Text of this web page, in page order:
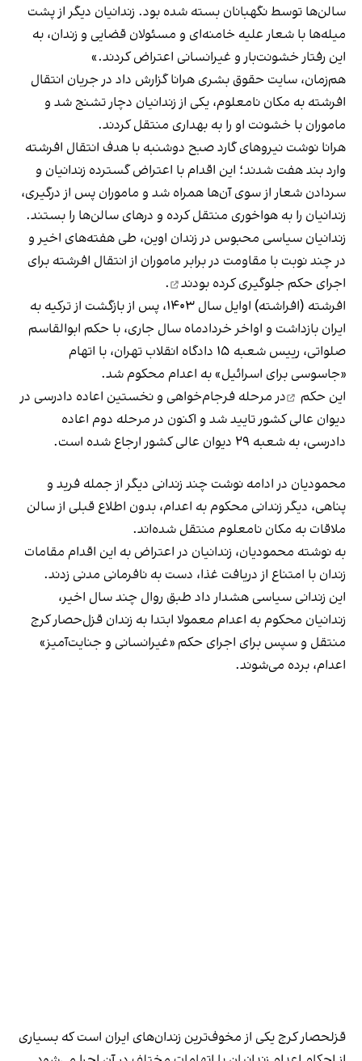
سالن‌ها توسط نگهبانان بسته شده بود. زندانیان دیگر از پشت
میله‌ها با شعار علیه خامنه‌ای و مسئولان قضایی و زندان، به
این رفتار خشونت‌بار و غیر‌انسانی اعتراض کردند.»
هم‌زمان، سایت حقوق بشری هرانا گزارش داد در جریان انتقال
افرشته به مکان نامعلوم، یکی از زندانیان دچار تشنج شد و
ماموران با خشونت او را به بهداری منتقل کردند.
هرانا نوشت نیروهای گارد صبح دوشنبه با هدف انتقال افرشته
وارد بند هفت شدند؛ این اقدام با اعتراض گسترده زندانیان و
سردادن شعار از سوی آن‌ها همراه شد و ماموران پس از درگیری،
زندانیان را به هواخوری منتقل کرده و درهای سالن‌ها را بستند.
زندانیان سیاسی محبوس در زندان اوین، طی هفته‌های اخیر و
در چند نوبت با مقاومت در برابر ماموران از انتقال افرشته برای
اجرای حکم جلوگیری کرده بودند
.
افرشته (افراشته) اوایل سال ۱۴۰۳، پس از بازگشت از ترکیه به
ایران بازداشت و اواخر خردادماه سال جاری، با حکم ابوالقاسم
صلواتی، رییس شعبه ۱۵ دادگاه انقلاب تهران، با اتهام
«جاسوسی برای اسرائیل» به اعدام محکوم شد.
این حکم
در مرحله فرجام‌خواهی و نخستین اعاده دادرسی در
دیوان عالی کشور تایید شد و اکنون در مرحله دوم اعاده
دادرسی، به شعبه ۲۹ دیوان عالی کشور ارجاع شده است.
محمودیان در ادامه نوشت چند زندانی دیگر از جمله فرید و
پناهی، دیگر زندانی محکوم به اعدام، بدون اطلاع قبلی از سالن
ملاقات به مکان نامعلوم منتقل شده‌اند.
به نوشته محمودیان، زندانیان در اعتراض به این اقدام مقامات
زندان با امتناع از دریافت غذا، دست به نافرمانی مدنی زدند.
این زندانی سیاسی هشدار داد طبق روال چند سال اخیر،
زندانیان محکوم به اعدام معمولا ابتدا به زندان قزل‌حصار کرج
منتقل و سپس برای اجرای حکم «غیرانسانی و جنایت‌آمیز»
اعدام، برده می‌شوند.
قزلحصار کرج یکی از مخوف‌ترین زندان‌های ایران است که بسیاری